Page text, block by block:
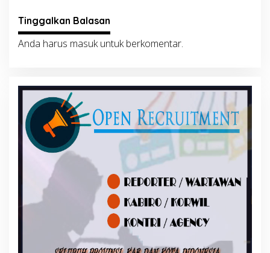
Tinggalkan Balasan
Anda harus masukuntuk berkomentar.